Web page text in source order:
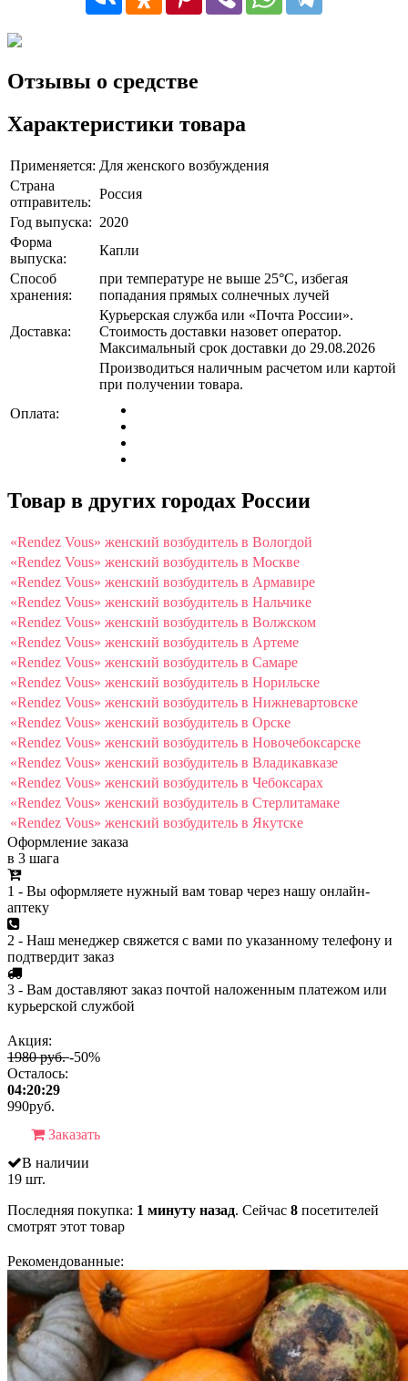
Отзывы о средстве
Характеристики товара
Применяется: Для женского возбуждения
Страна
отправитель:
Россия
Год выпуска: 2020
Форма
выпуска:
Капли
Способ
хранения:
при температуре не выше 25°C, избегая
попадания прямых солнечных лучей
Доставка:
Курьерская служба или «Почта России».
Стоимость доставки назовет оператор.
Максимальный срок доставки до 29.08.2026
Оплата:
Производиться наличным расчетом или картой
при получении товара.
Товар в других городах России
«Rendez Vous» женский возбудитель в Вологдой
«Rendez Vous» женский возбудитель в Москве
«Rendez Vous» женский возбудитель в Армавире
«Rendez Vous» женский возбудитель в Нальчике
«Rendez Vous» женский возбудитель в Волжском
«Rendez Vous» женский возбудитель в Артеме
«Rendez Vous» женский возбудитель в Самаре
«Rendez Vous» женский возбудитель в Норильске
«Rendez Vous» женский возбудитель в Нижневартовске
«Rendez Vous» женский возбудитель в Орске
«Rendez Vous» женский возбудитель в Новочебоксарске
«Rendez Vous» женский возбудитель в Владикавказе
«Rendez Vous» женский возбудитель в Чебоксарах
«Rendez Vous» женский возбудитель в Стерлитамаке
«Rendez Vous» женский возбудитель в Якутске
Оформление заказа
в 3 шага
1 - Вы оформляете нужный вам товар через нашу онлайн-
аптеку
2 - Наш менеджер свяжется с вами по указанному телефону и
подтвердит заказ
3 - Вам доставляют заказ почтой наложенным платежом или
курьерской службой
Акция:
1980 руб.-50%
Осталось:
04:20:29
990руб.
Заказать
В наличии
19 шт.
Последняя покупка: 1 минуту назад. Сейчас 8 посетителей
смотрят этот товар
Рекомендованные: